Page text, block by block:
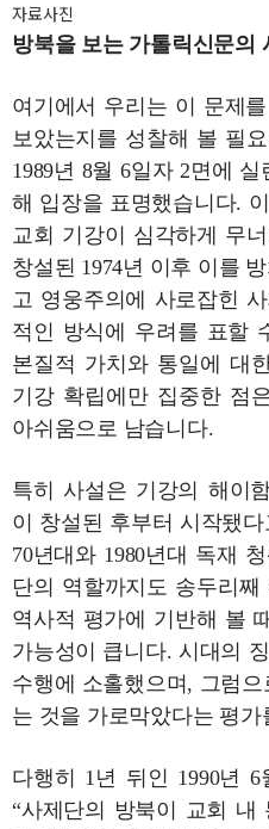
자료사진
방북을 보는 가톨릭신문의
여기에서 우리는 이 문제
보았는지를 성찰해 볼 필
1989년 8월 6일자 2면에
해 입장을 표명했습니다.
교회 기강이 심각하게 무
창설된 1974년 이후 이를
고 영웅주의에 사로잡힌
적인 방식에 우려를 표할
본질적 가치와 통일에 대
기강 확립에만 집중한 점
아쉬움으로 남습니다.
특히 사설은 기강의 해이
이 창설된 후부터 시작됐
70년대와 1980년대 독재
단의 역할까지도 송두리째
역사적 평가에 기반해 볼
가능성이 큽니다. 시대의
수행에 소홀했으며, 그럼
는 것을 가로막았다는 평가
다행히 1년 뒤인 1990년
“사제단의 방북이 교회 내